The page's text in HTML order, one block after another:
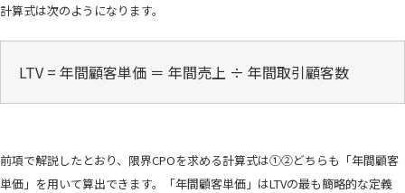
計算式は次のようになります。
LTV = 年間顧客単価 ＝ 年間売上 ÷ 年間取引顧客数
前項で解説したとおり、限界CPOを求める計算式は①②どちらも「年間顧客
単価」を用いて算出できます。「年間顧客単価」はLTVの最も簡略的な定義